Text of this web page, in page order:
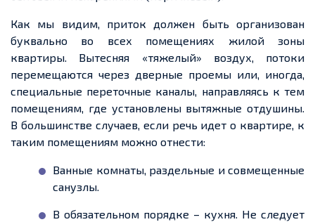
Как мы видим, приток должен быть организован
буквально во всех помещениях жилой зоны
квартиры. Вытесняя «тяжелый» воздух, потоки
перемещаются через дверные проемы или, иногда,
специальные переточные каналы, направляясь к тем
помещениям, где установлены вытяжные отдушины.
В большинстве случаев, если речь идет о квартире, к
таким помещениям можно отнести:
Ванные комнаты, раздельные и совмещенные
санузлы.
В обязательном порядке – кухня. Не следует